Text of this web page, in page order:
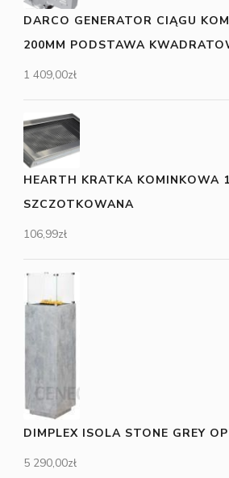
DARCO GENERATOR CIĄGU
200MM PODSTAWA
1 409,00zł
HEARTH KRATKA KOMINKOWA
SZCZOTKOWANA
106,99zł
DIMPLEX ISOLA STONE GREY
5 290,00zł